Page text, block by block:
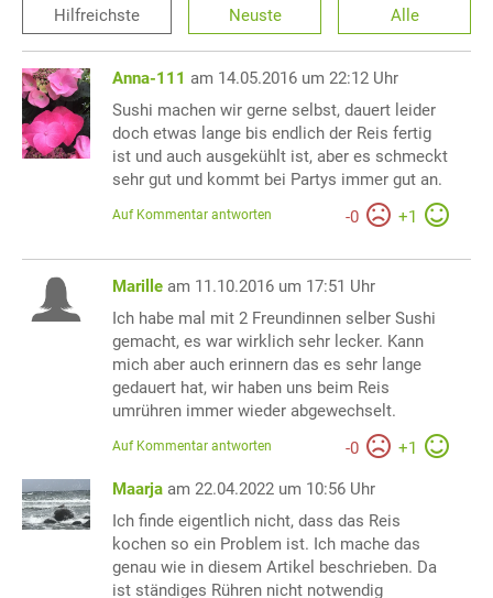
Hilfreichste Neuste Alle
Anna-111 am 14.05.2016 um 22:12 Uhr
Sushi machen wir gerne selbst, dauert leider
doch etwas lange bis endlich der Reis fertig
ist und auch ausgekühlt ist, aber es schmeckt
sehr gut und kommt bei Partys immer gut an.
-0 +1
Auf Kommentar antworten
Marille am 11.10.2016 um 17:51 Uhr
Ich habe mal mit 2 Freundinnen selber Sushi
gemacht, es war wirklich sehr lecker. Kann
mich aber auch erinnern das es sehr lange
gedauert hat, wir haben uns beim Reis
umrühren immer wieder abgewechselt.
-0 +1
Auf Kommentar antworten
Maarja am 22.04.2022 um 10:56 Uhr
Ich finde eigentlich nicht, dass das Reis
kochen so ein Problem ist. Ich mache das
genau wie in diesem Artikel beschrieben. Da
ist ständiges Rühren nicht notwendig